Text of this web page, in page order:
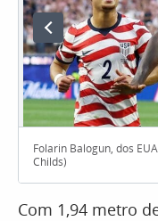
Folarin Balogun, dos
Childs)
Com 1,94 metro